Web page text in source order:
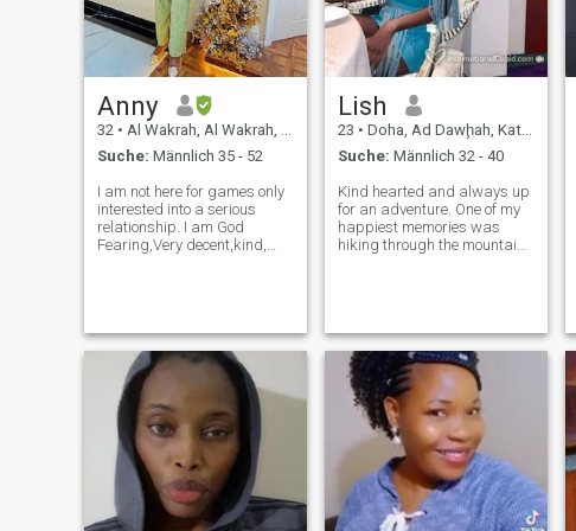
Anny
32 • Al Wakrah, Al Wakrah, Katar
Suche: Männlich 35 - 52
I am not here for games only
interested into a serious
relationship. I am God
Fearing,Very decent,kind,
and very responsible. I am
believer in lo
Lish
23 • Doha, Ad Dawḩah, Katar
Suche: Männlich 32 - 40
Kind hearted and always up
for an adventure. One of my
happiest memories was
hiking through the mountains
mystery or a beautiful novel.